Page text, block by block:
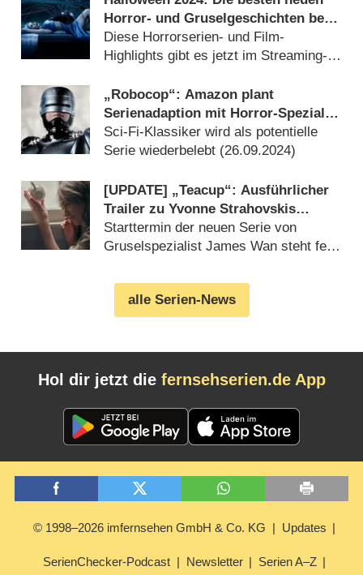
Horror- und Gruselgeschichten bei
Netflix & Co.
Diese Horrorserien- und Film-
Highlights gibt es jetzt im Streaming-
„Robocop“: Amazon plant
Serienadaption mit Horror-Spezialist
James Wan
Sci-Fi-Klassiker wird als potentielle
Serie wiederbelebt (26.09.2024)
[UPDATE] „Teacup“: Ausführlicher
Trailer zu Yvonne Strahovskis
(„Chuck“) neuem Horror-Drama
Starttermin der neuen Serie von
Gruselspezialist James Wan steht fest
alle Serien-News
Hol dir jetzt die fernsehserien.de App
© 1998–2026 imfernsehen GmbH & Co. KG Updates
SerienChecker-Podcast Newsletter Serien A–Z